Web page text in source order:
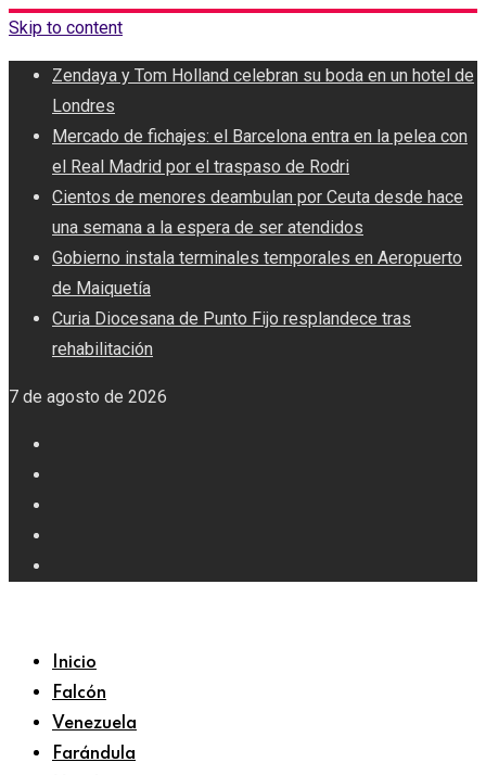
Skip to content
Zendaya y Tom Holland celebran su boda en un hotel de
Londres
Mercado de fichajes: el Barcelona entra en la pelea con
el Real Madrid por el traspaso de Rodri
Cientos de menores deambulan por Ceuta desde hace
una semana a la espera de ser atendidos
Gobierno instala terminales temporales en Aeropuerto
de Maiquetía
Curia Diocesana de Punto Fijo resplandece tras
rehabilitación
7 de agosto de 2026
Inicio
Falcón
Venezuela
Farándula